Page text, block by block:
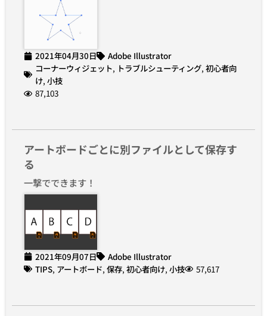
2021年04月30日
Adobe Illustrator
コーナーウィジェット, トラブルシューティング, 初心者向
け, 小技
87,103
アートボードごとに別ファイルとして保存す
る
一撃でできます！
2021年09月07日
Adobe Illustrator
TIPS, アートボード, 保存, 初心者向け, 小技 57,617